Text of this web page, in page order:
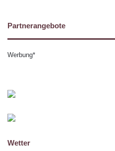
Partnerangebote
Werbung*
Wetter